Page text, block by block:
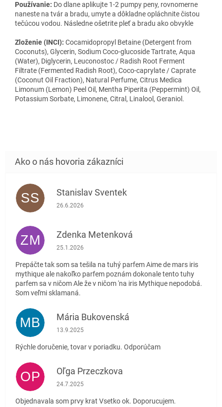
Používanie: Do dlane aplikujte 1-2 pumpy peny, rovnomerne
naneste na tvár a bradu, umyte a dôkladne opláchnite čistou
tečúcou vodou. Následne ošetrite pleť a bradu ako obvykle
Zloženie (INCI): Cocamidopropyl Betaine (Detergent from
Coconuts), Glycerin, Sodium Coco-glucoside Tartrate, Aqua
(Water), Diglycerin, Leuconostoc / Radish Root Ferment
Filtrate (Fermented Radish Root), Coco-caprylate / Caprate
(Coconut Oil Fraction), Natural Perfume, Citrus Medica
Limonum (Lemon) Peel Oil, Mentha Piperita (Peppermint) Oil,
Potassium Sorbate, Limonene, Citral, Linalool, Geraniol.
SS Stanislav Sventek
Hodnotenie obchodu je 5 z 5 hviezdičiek.
26.6.2026
ZM Zdenka Metenková
Hodnotenie obchodu je 1 z 5 hviezdičiek.
25.1.2026
Prepáčte tak som sa tešila na tuhý parfem Aime de mars iris
mythique ale nakoľko parfem poznám dokonale tento tuhy
parfem sa v ničom Ale že v ničom 'na iris Mythique nepodobá.
Som veľmi sklamaná.
MB Mária Bukovenská
Hodnotenie obchodu je 5 z 5 hviezdičiek.
13.9.2025
Rýchle doručenie, tovar v poriadku. Odporúčam
OP Oľga Przeczkova
Hodnotenie obchodu je 5 z 5 hviezdičiek.
24.7.2025
Objednavala som prvy krat Vsetko ok. Doporucujem.